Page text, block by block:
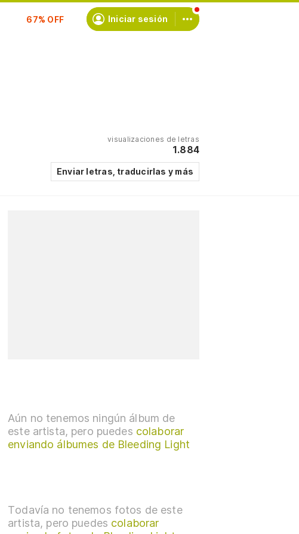
Suscríbete Iniciar sesión
visualizaciones de letras
1.884
Enviar letras, traducirlas y más
Aún no tenemos ningún álbum de
este artista, pero puedes colaborar
enviando álbumes de Bleeding Light
Todavía no tenemos fotos de este
artista, pero puedes colaborar